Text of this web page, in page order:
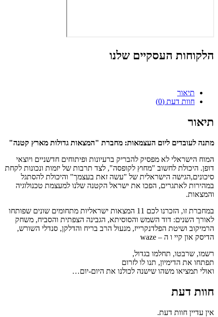
הלקוחות העסקיים שלנו
תיאור
חוות דעת (0)
תיאור
מתנה לעובדים ליום העצמאות: מחברת "המצאות גדולות מארץ קטנה"
המוח הישראלי לא מפסיק להבריק ברעיונות ופיתוחים חדשניים ויוצאי
דופן. היכולת לחשוב "מחוץ לקופסה", לצד תרבות של יזמות ונכונות לקחת
סיכונים,הגישה הישראלית של "עשה זאת בעצמך" והיכולת להסתגל
במהירות לאתגרים, הפכו את ישראל הקטנה שלנו למעצמת טכנולוגיה
והמצאות.
במחברת זו, הזכרנו לכם 11 המצאות ישראליות מתחומים שונים שפותחו
לאורך השנים: דוד השמש והסוסיתא, הגבינה הצפתית והסביח, משחק
הרמיקוב ושיטת הפלדנקרייז, מנעול הרב בריח והדלקן, סנדלי השורש,
הדיסק און קיי ו ה – waze
רשמו, שרבטו, תחלמו בגדול,
תפתחו את הדימיון, תנו לו לזרום
ואולי תמציאו משהו שישנה לכולנו את היום-יום…
חוות דעת
אין עדיין חוות דעת.